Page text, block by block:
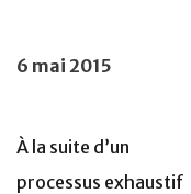
6 mai 2015
À la suite d’un
processus exhaustif